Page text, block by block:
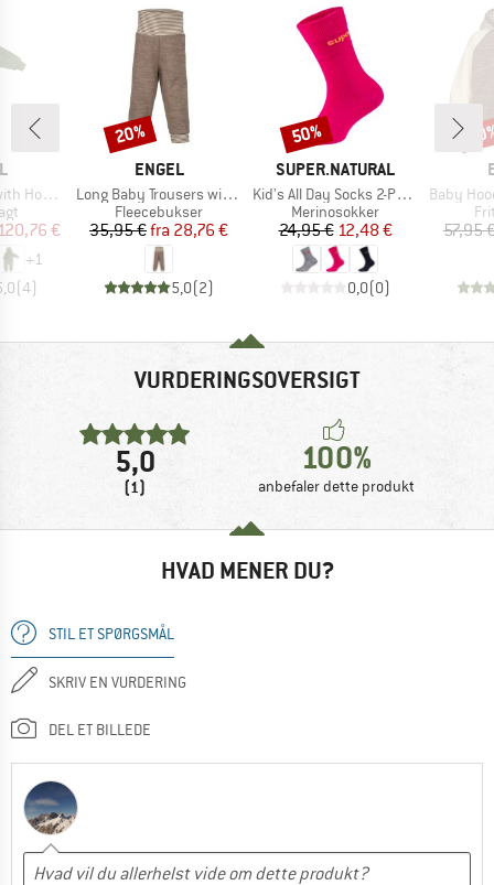
and Zip
pris
€
+1
(4)
MÆRKE
ENGEL
Artikel
Long Baby Trousers with Navel Waistband
Produktgruppe
Fleecebukser
Pris
35,95 € Nedsat pris
fra 28,76 €
5,0(2)
Rabat
20%
MÆRKE
SUPER.NATURAL
Artikel
Kid's All Day Socks 2-Pack
Produktgruppe
Merinosokker
Pris
24,95 €Nedsat pris
12,48 €
0,0(0)
Rabat
50%
Artikel
Baby Hooded
57,95
VURDERINGSOVERSIGT
5,0
(1)
100%
anbefaler dette produkt
HVAD MENER DU?
STIL ET SPØRGSMÅL
SKRIV EN VURDERING
DEL ET BILLEDE